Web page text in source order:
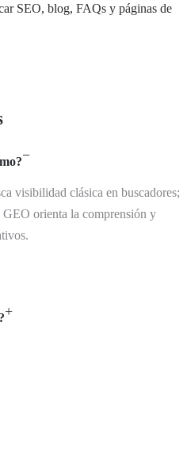
SEO, blog, FAQs y páginas de
visibilidad clásica en buscadores;
GEO orienta la comprensión y